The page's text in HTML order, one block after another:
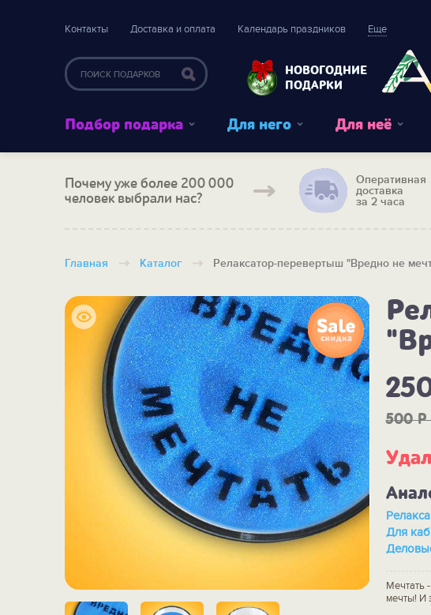
Контакты Доставка и оплата Календарь праздников Еще
НОВОГОДНИЕ
ПОДАРКИ
Подбор подарка Для него Для неё
Почему уже более 200 000
человек выбрали нас?
Оперативная
доставка
за 2 часа
Главная Каталог Релаксатор-перевертыш "Вредно не
500P
Для
Мечтать
мечты! И